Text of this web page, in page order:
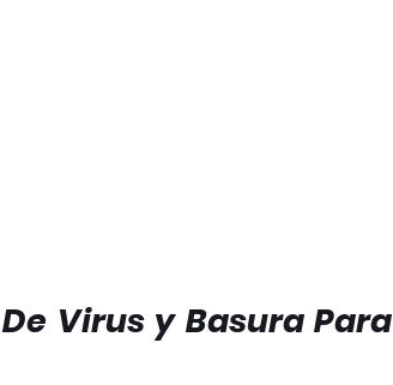
Virus y Basura Para